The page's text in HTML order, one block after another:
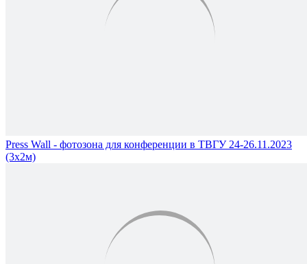
Press Wall - фотозона для конференции в ТВГУ 24-26.11.2023
(3х2м)